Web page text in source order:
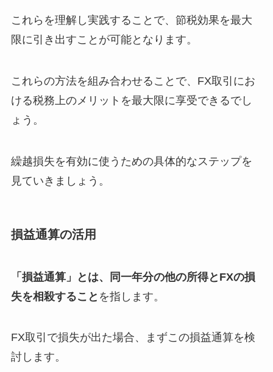
これらを理解し実践することで、節税効果を最大
限に引き出すことが可能となります。
これらの方法を組み合わせることで、FX取引にお
ける税務上のメリットを最大限に享受できるでし
ょう。
繰越損失を有効に使うための具体的なステップを
見ていきましょう。
損益通算の活用
「損益通算」とは、同一年分の他の所得とFXの損
失を相殺すること を指します。
FX取引で損失が出た場合、まずこの損益通算を検
討します。